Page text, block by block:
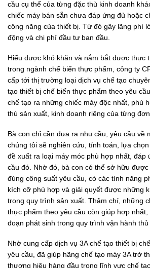
cầu cụ thể của từng đặc thù kinh doanh
chiếc máy bán sẵn chưa đáp ứng đủ hoặc
công năng của thiết bị. Từ đó gây lãng phí
động và chi phí đầu tư ban đầu.
Hiểu được khó khăn và nắm bắt được thực
trong ngành chế biến thực phẩm, công ty
cấp tới thị trường loại dịch vụ chế tạo
tạo thiết bị chế biến thực phẩm theo yêu
chế tạo ra những chiếc máy độc nhất, phù
thù sản xuất, kinh doanh riêng của từng đơn
Bà con chỉ cần đưa ra nhu cầu, yêu cầu về
chúng tôi sẽ nghiên cứu, tính toán, lựa
đề xuất ra loại máy móc phù hợp nhất, đáp
cầu đó. Nhờ đó, bà con có thể sở hữu
đúng công suất yêu cầu, có các tính năng
kích cỡ phù hợp và giải quyết được những
trong quy trình sản xuất. Thậm chí, những
thực phẩm theo yêu cầu còn giúp hợp nhất,
đoạn phát sinh trong quy trình vận hành thủ
Nhờ cung cấp dịch vụ 3A chế tạo thiết bị
yêu cầu, đã giúp hãng chế tạo máy 3A trở
thương hiệu hàng đầu trong lĩnh vực chế